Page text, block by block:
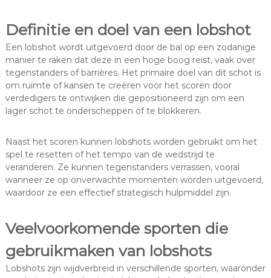
Definitie en doel van een lobshot
Een lobshot wordt uitgevoerd door de bal op een zodanige
manier te raken dat deze in een hoge boog reist, vaak over
tegenstanders of barrières. Het primaire doel van dit schot is
om ruimte of kansen te creëren voor het scoren door
verdedigers te ontwijken die gepositioneerd zijn om een
lager schot te onderscheppen of te blokkeren.
Naast het scoren kunnen lobshots worden gebruikt om het
spel te resetten of het tempo van de wedstrijd te
veranderen. Ze kunnen tegenstanders verrassen, vooral
wanneer ze op onverwachte momenten worden uitgevoerd,
waardoor ze een effectief strategisch hulpmiddel zijn.
Veelvoorkomende sporten die
gebruikmaken van lobshots
Lobshots zijn wijdverbreid in verschillende sporten, waaronder